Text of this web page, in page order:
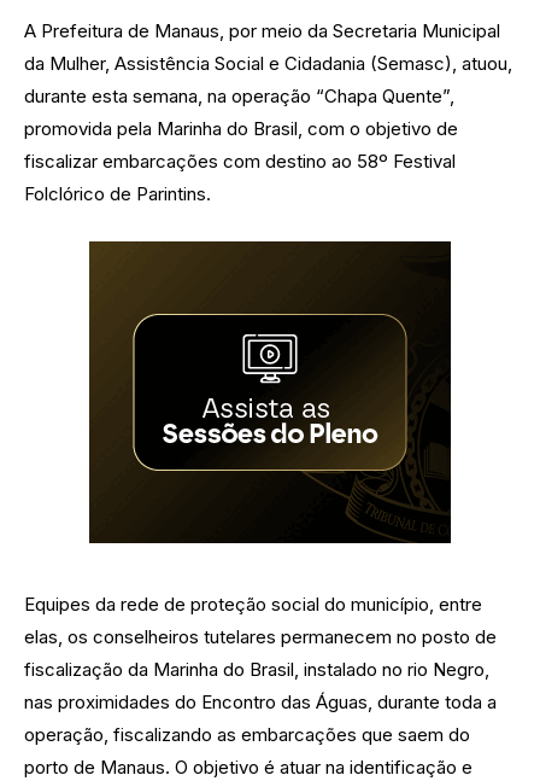
A Prefeitura de Manaus, por meio da Secretaria Municipal
da Mulher, Assistência Social e Cidadania (Semasc), atuou,
durante esta semana, na operação “Chapa Quente”,
promovida pela Marinha do Brasil, com o objetivo de
fiscalizar embarcações com destino ao 58º Festival
Folclórico de Parintins.
Equipes da rede de proteção social do município, entre
elas, os conselheiros tutelares permanecem no posto de
fiscalização da Marinha do Brasil, instalado no rio Negro,
nas proximidades do Encontro das Águas, durante toda a
operação, fiscalizando as embarcações que saem do
porto de Manaus. O objetivo é atuar na identificação e